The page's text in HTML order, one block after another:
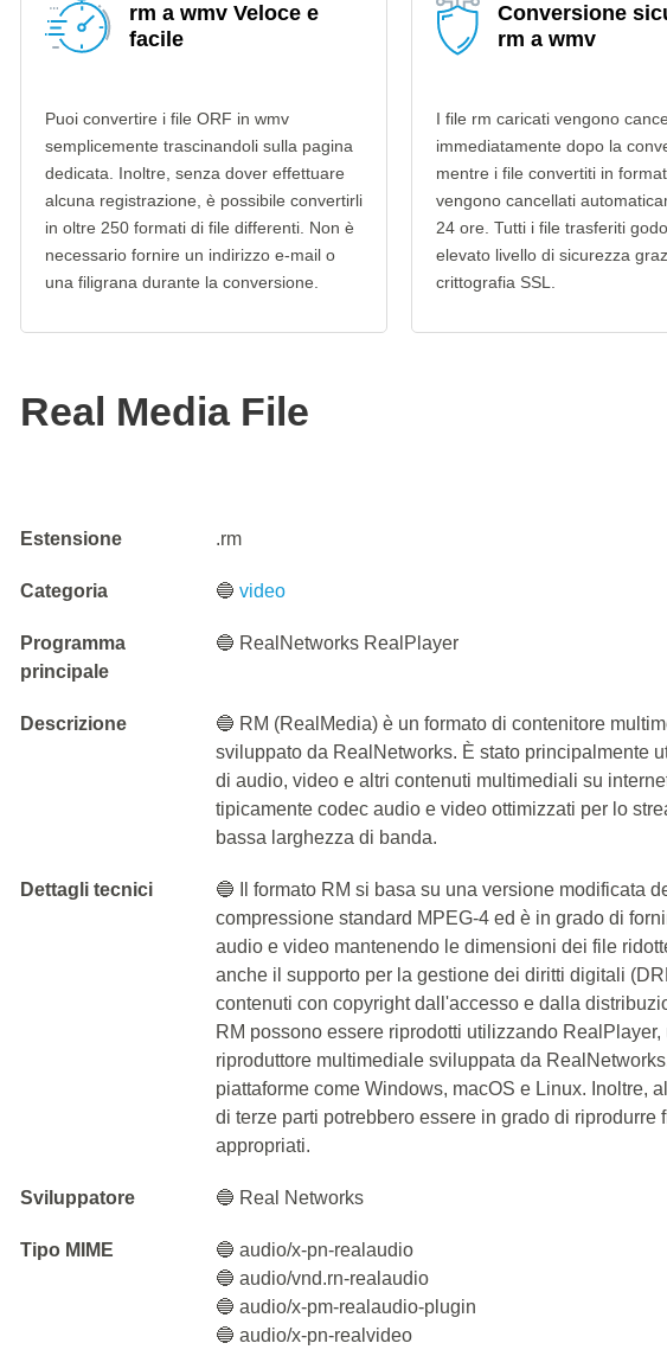
rm a wmv Veloce e
facile
Puoi convertire i file ORF in wmv
semplicemente trascinandoli sulla pagina
dedicata. Inoltre, senza dover effettuare
alcuna registrazione, è possibile convertirli
in oltre 250 formati di file differenti. Non è
necessario fornire un indirizzo e-mail o
una filigrana durante la conversione.
Conversione
rm a wmv
I file rm caricati vengono
immediatamente dopo la
mentre i file convertiti in
vengono cancellati
24 ore. Tutti i file trasferiti
elevato livello di sicurezza
crittografia SSL.
Real Media File
Estensione .rm
Categoria 🔵video
Programma
principale
🔵 RealNetworks RealPlayer
Descrizione
🔵 RM (RealMedia) è un formato di contenitore
sviluppato da RealNetworks. È stato principalmente
di audio, video e altri contenuti multimediali su
tipicamente codec audio e video ottimizzati per lo
bassa larghezza di banda.
Dettagli tecnici
🔵 Il formato RM si basa su una versione modificata
compressione standard MPEG-4 ed è in grado di
audio e video mantenendo le dimensioni dei file
anche il supporto per la gestione dei diritti digitali
contenuti con copyright dall'accesso e dalla
RM possono essere riprodotti utilizzando
riproduttore multimediale sviluppata da
piattaforme come Windows, macOS e Linux. Inoltre,
di terze parti potrebbero essere in grado di riprodurre
appropriati.
Sviluppatore 🔵 Real Networks
Tipo MIME
🔵 audio/x-pn-realaudio
🔵 audio/vnd.rn-realaudio
🔵 audio/x-pm-realaudio-plugin
🔵 audio/x-pn-realvideo